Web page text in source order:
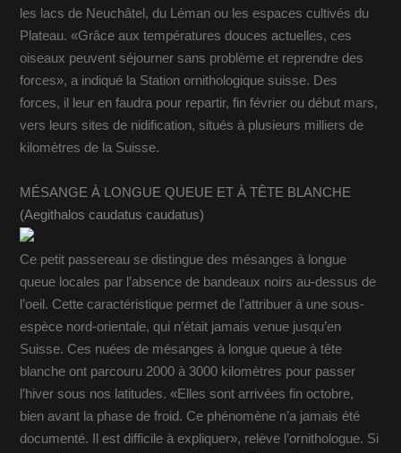
les lacs de Neuchâtel, du Léman ou les espaces cultivés du
Plateau. «Grâce aux températures douces actuelles, ces
oiseaux peuvent séjourner sans problème et reprendre des
forces», a indiqué la Station ornithologique suisse. Des
forces, il leur en faudra pour repartir, fin février ou début mars,
vers leurs sites de nidification, situés à plusieurs milliers de
kilomètres de la Suisse.
MÉSANGE À LONGUE QUEUE ET À TÊTE BLANCHE
(Aegithalos caudatus caudatus)
Ce petit passereau se distingue des mésanges à longue
queue locales par l’absence de bandeaux noirs au-dessus de
l’oeil. Cette caractéristique permet de l’attribuer à une sous-
espèce nord-orientale, qui n’était jamais venue jusqu’en
Suisse. Ces nuées de mésanges à longue queue à tête
blanche ont parcouru 2000 à 3000 kilomètres pour passer
l’hiver sous nos latitudes. «Elles sont arrivées fin octobre,
bien avant la phase de froid. Ce phénomène n’a jamais été
documenté. Il est difficile à expliquer», relève l’ornithologue. Si